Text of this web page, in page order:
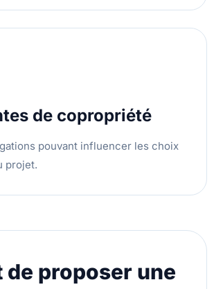
de copropriété
pouvant influencer les choix
projet.
de proposer une